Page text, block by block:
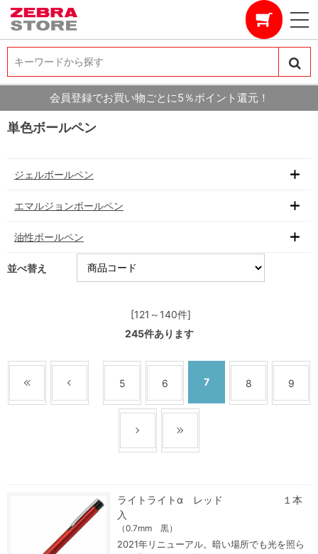
キーワードから探す
キーワードから探す
会員登録でお買い物ごとに5％ポイント還元！
単色ボールペン
ジェルボールペン
エマルジョンボールペン
油性ボールペン
並べ替え
[121～140件]
245件あります
5 6 7 8 9
ライトライトα レッド １本
入
（0.7mm 黒）
2021年リニューアル。暗い場所でも光を照ら